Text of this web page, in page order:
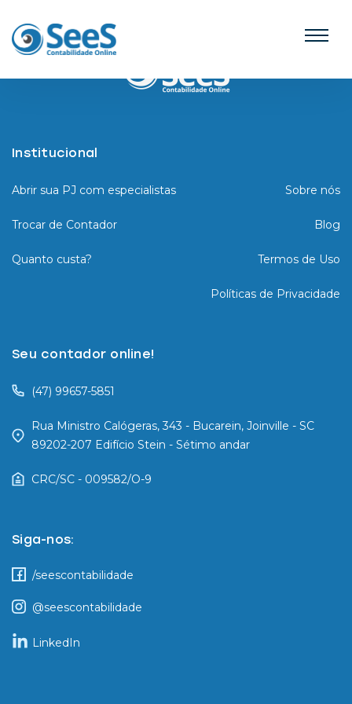
Institucional
Abrir sua PJ com especialistas
Trocar de Contador
Quanto custa?
Sobre nós
Blog
Termos de Uso
Políticas de Privacidade
Seu contador online!
(47) 99657-5851
Rua Ministro Calógeras, 343 - Bucarein, Joinville - SC
89202-207 Edifício Stein - Sétimo andar
CRC/SC - 009582/O-9
Siga-nos:
/seescontabilidade
@seescontabilidade
LinkedIn